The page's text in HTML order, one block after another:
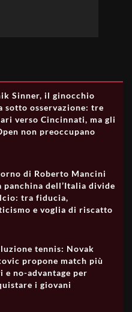
Sinner, il ginocchio
sotto osservazione: tre
verso Cincinnati, ma gli
non preoccupano
di Roberto Mancini
panchina dell’Italia divide
tra fiducia,
e voglia di riscatto
tennis: Novak
propone match più
e no-advantage per
i giovani